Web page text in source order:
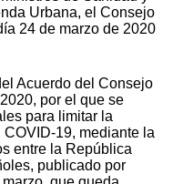
Urbana, el Consejo
24 de marzo de 2020
Acuerdo del Consejo
por el que se
para limitar la
19, mediante la
entre la República
publicado por